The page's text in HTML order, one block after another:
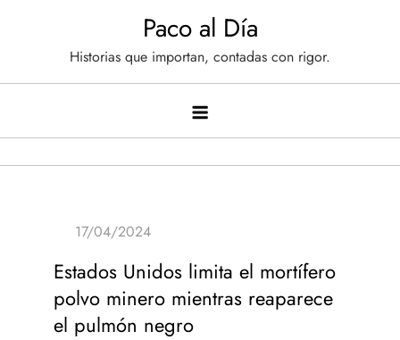
Paco al Día
Historias que importan, contadas con rigor.
Estados Unidos limita el mortífero
polvo minero mientras reaparece
el pulmón negro